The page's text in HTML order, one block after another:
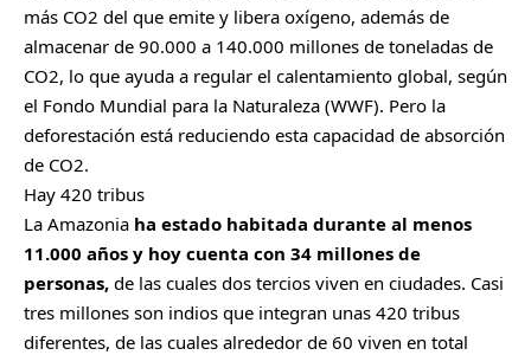
más CO2 del que emite y libera oxígeno, además de
almacenar de 90.000 a 140.000 millones de toneladas de
CO2, lo que ayuda a regular el calentamiento global, según
el Fondo Mundial para la Naturaleza (WWF). Pero la
deforestación está reduciendo esta capacidad de absorción
de CO2.
Hay 420 tribus
La Amazonia ha estado habitada durante al menos
11.000 años y hoy cuenta con 34 millones de
personas, de las cuales dos tercios viven en ciudades. Casi
tres millones son indios que integran unas 420 tribus
diferentes, de las cuales alrededor de 60 viven en total